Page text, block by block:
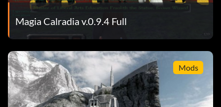
Magia Calradia v.0.9.4 Full
Mods